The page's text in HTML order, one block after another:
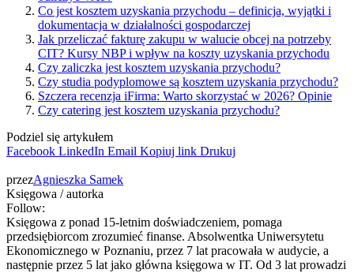
Co jest kosztem uzyskania przychodu – definicja, wyjątki i
dokumentacja w działalności gospodarczej
Jak przeliczać fakturę zakupu w walucie obcej na potrzeby
CIT? Kursy NBP i wpływ na koszty uzyskania przychodu
Czy zaliczka jest kosztem uzyskania przychodu?
Czy studia podyplomowe są kosztem uzyskania przychodu?
Szczera recenzja iFirma: Warto skorzystać w 2026? Opinie
Czy catering jest kosztem uzyskania przychodu?
Podziel się artykułem
Facebook LinkedIn Email Kopiuj link Drukuj
przezAgnieszka Samek
Księgowa / autorka
Follow:
Księgowa z ponad 15-letnim doświadczeniem, pomaga
przedsiębiorcom zrozumieć finanse. Absolwentka Uniwersytetu
Ekonomicznego w Poznaniu, przez 7 lat pracowała w audycie, a
następnie przez 5 lat jako główna księgowa w IT. Od 3 lat prowadzi